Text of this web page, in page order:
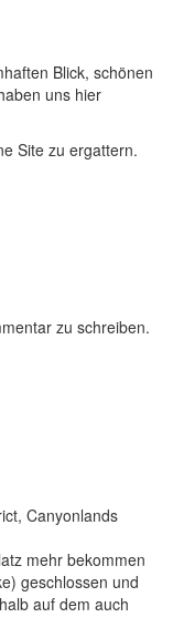
Blick, schönen
uns hier
Site zu ergattern.
zu schreiben.
Canyonlands
mehr bekommen
geschlossen und
auf dem auch